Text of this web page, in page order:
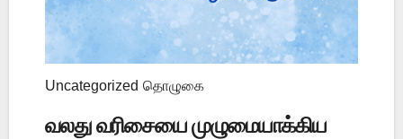
Uncategorized தொழுகை
வலது வரிசையை முழுமையாக்கிய